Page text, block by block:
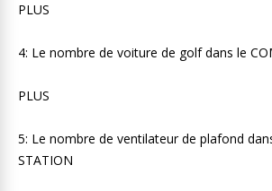
PLUS
4: Le nombre de voiture de golf dans le
PLUS
5: Le nombre de ventilateur de plafond
STATION